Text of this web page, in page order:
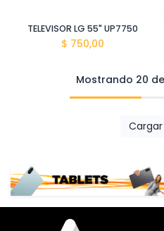
TELEVISOR LG 55" UP7750
$ 750,00
Mostrando 20